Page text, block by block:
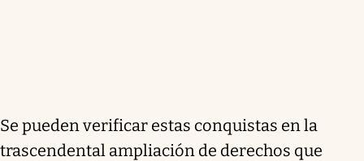
Se pueden verificar estas conquistas en la
trascendental ampliación de derechos que